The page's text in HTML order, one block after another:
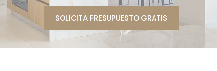
SOLICITA PRESUPUESTO GRATIS